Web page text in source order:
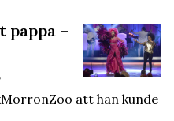
pappa –
att han kunde